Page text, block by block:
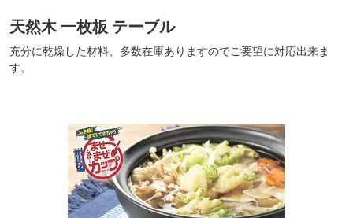
天然木 一枚板 テーブル
充分に乾燥した材料、多数在庫ありますのでご要望に対応出来ま
す。